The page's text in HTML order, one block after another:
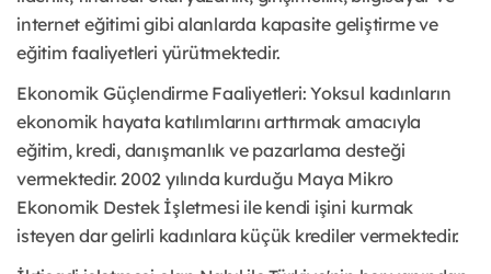
internet eğitimi gibi alanlarda kapasite geliştirme ve
eğitim faaliyetleri yürütmektedir.
Ekonomik Güçlendirme Faaliyetleri: Yoksul kadınların
ekonomik hayata katılımlarını arttırmak amacıyla
eğitim, kredi, danışmanlık ve pazarlama desteği
vermektedir. 2002 yılında kurduğu Maya Mikro
Ekonomik Destek İşletmesi ile kendi işini kurmak
isteyen dar gelirli kadınlara küçük krediler vermektedir.